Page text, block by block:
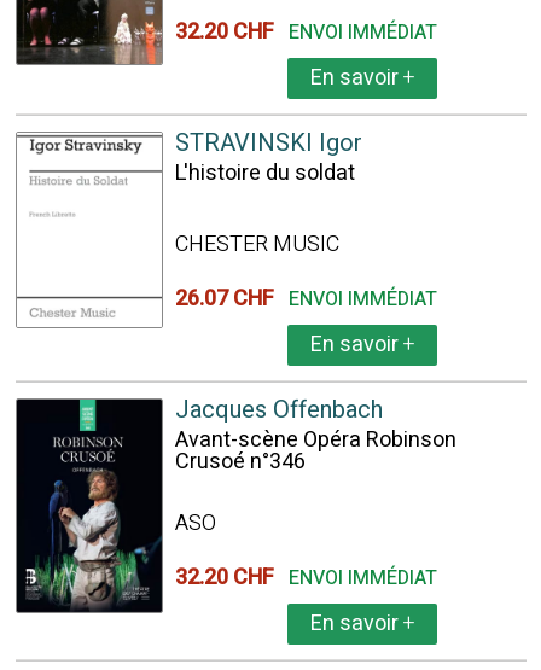
32.20 CHF ENVOI IMMÉDIAT
En savoir+
STRAVINSKI Igor
L'histoire du soldat
CHESTER MUSIC
26.07 CHF ENVOI IMMÉDIAT
En savoir+
Jacques Offenbach
Avant-scène Opéra Robinson
Crusoé n°346
ASO
32.20 CHF ENVOI IMMÉDIAT
En savoir+